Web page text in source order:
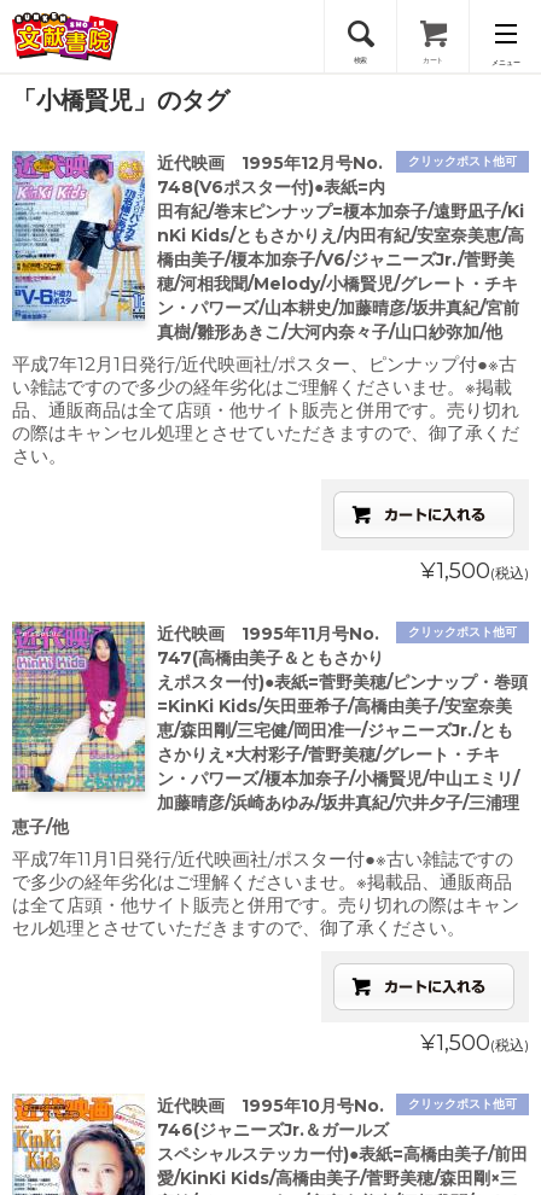
検索 カート メニュー
会員登録
ログイン
「小橋賢児」のタグ
クリックポスト他可
近代映画 1995年12月号No.
748(V6ポスター付)●表紙=内
田有紀/巻末ピンナップ=榎本加奈子/遠野凪子/Ki
nKi Kids/ともさかりえ/内田有紀/安室奈美恵/高
橋由美子/榎本加奈子/V6/ジャニーズJr./菅野美
穂/河相我聞/Melody/小橋賢児/グレート・チキ
ン・パワーズ/山本耕史/加藤晴彦/坂井真紀/宮前
真樹/雛形あきこ/大河内奈々子/山口紗弥加/他
平成7年12月1日発行/近代映画社/ポスター、ピンナップ付●※古
い雑誌ですので多少の経年劣化はご理解くださいませ。※掲載
品、通販商品は全て店頭・他サイト販売と併用です。売り切れ
の際はキャンセル処理とさせていただきますので、御了承くだ
さい。
¥1,500(税込)
クリックポスト他可
近代映画 1995年11月号No.
747(高橋由美子＆ともさかり
えポスター付)●表紙=菅野美穂/ピンナップ・巻頭
=KinKi Kids/矢田亜希子/高橋由美子/安室奈美
恵/森田剛/三宅健/岡田准一/ジャニーズJr./とも
さかりえ×大村彩子/菅野美穂/グレート・チキ
ン・パワーズ/榎本加奈子/小橋賢児/中山エミリ/
加藤晴彦/浜崎あゆみ/坂井真紀/穴井夕子/三浦理
恵子/他
平成7年11月1日発行/近代映画社/ポスター付●※古い雑誌ですの
で多少の経年劣化はご理解くださいませ。※掲載品、通販商品
は全て店頭・他サイト販売と併用です。売り切れの際はキャン
セル処理とさせていただきますので、御了承ください。
¥1,500(税込)
クリックポスト他可
近代映画 1995年10月号No.
746(ジャニーズJr.＆ガールズ
スペシャルステッカー付)●表紙=高橋由美子/前田
愛/KinKi Kids/高橋由美子/菅野美穂/森田剛×三